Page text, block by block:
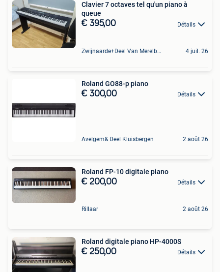
Clavier 7 octaves tel qu'un piano à
queue
€ 395,00 Détails
Zwijnaarde+Deel Van Merelbeke 4 juil. 26
Roland GO88-p piano
€ 300,00 Détails
Avelgem& Deel Kluisbergen 2 août 26
Roland FP-10 digitale piano
€ 200,00 Détails
Rillaar 2 août 26
Roland digitale piano HP-4000S
€ 250,00 Détails